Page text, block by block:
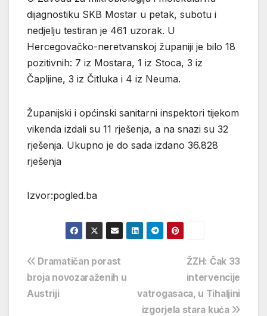
dijagnostiku SKB Mostar u petak, subotu i
nedjelju testiran je 461 uzorak. U
Hercegovačko-neretvanskoj županiji je bilo 18
pozitivnih: 7 iz Mostara, 1 iz Stoca, 3 iz
Čapljine, 3 iz Čitluka i 4 iz Neuma.
Županijski i općinski sanitarni inspektori tijekom
vikenda izdali su 11 rješenja, a na snazi su 32
rješenja. Ukupno je do sada izdano 36.828
rješenja
Izvor:pogled.ba
Navigacija
objava
ŽZH: Čak 33
intervencije
vatrogasaca, u Tihaljini
izgorjela stara kuća
Dramatičan porast
broja novozaraženih u
Austriji